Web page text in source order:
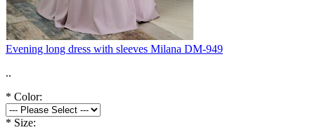
Evening long dress with sleeves Milana DM-949
..
* Color:
* Size: